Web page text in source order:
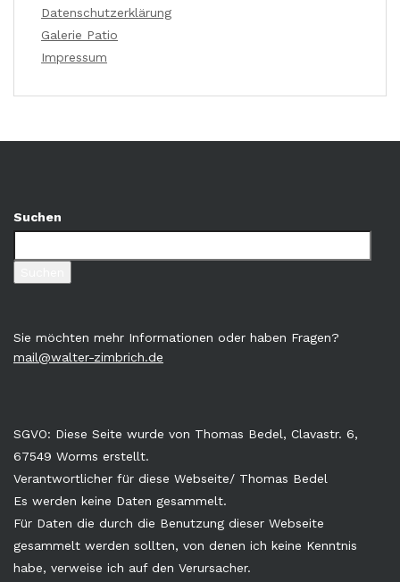
Datenschutzerklärung
Galerie Patio
Impressum
Suchen
Sie möchten mehr Informationen oder haben Fragen?
mail@walter-zimbrich.de
SGVO: Diese Seite wurde von Thomas Bedel, Clavastr. 6,
67549 Worms erstellt.
Verantwortlicher für diese Webseite/ Thomas Bedel
Es werden keine Daten gesammelt.
Für Daten die durch die Benutzung dieser Webseite
gesammelt werden sollten, von denen ich keine Kenntnis
habe, verweise ich auf den Verursacher.